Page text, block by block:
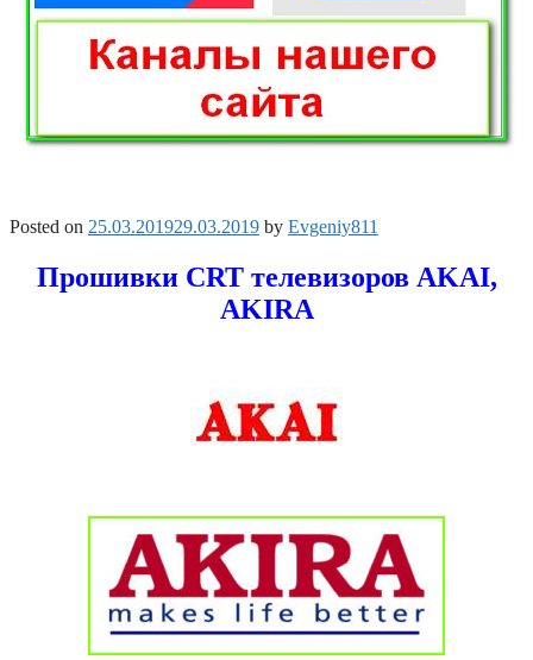
Posted on 25.03.201929.03.2019 by Evgeniy811
Прошивки CRT телевизоров AKAI,
AKIRA